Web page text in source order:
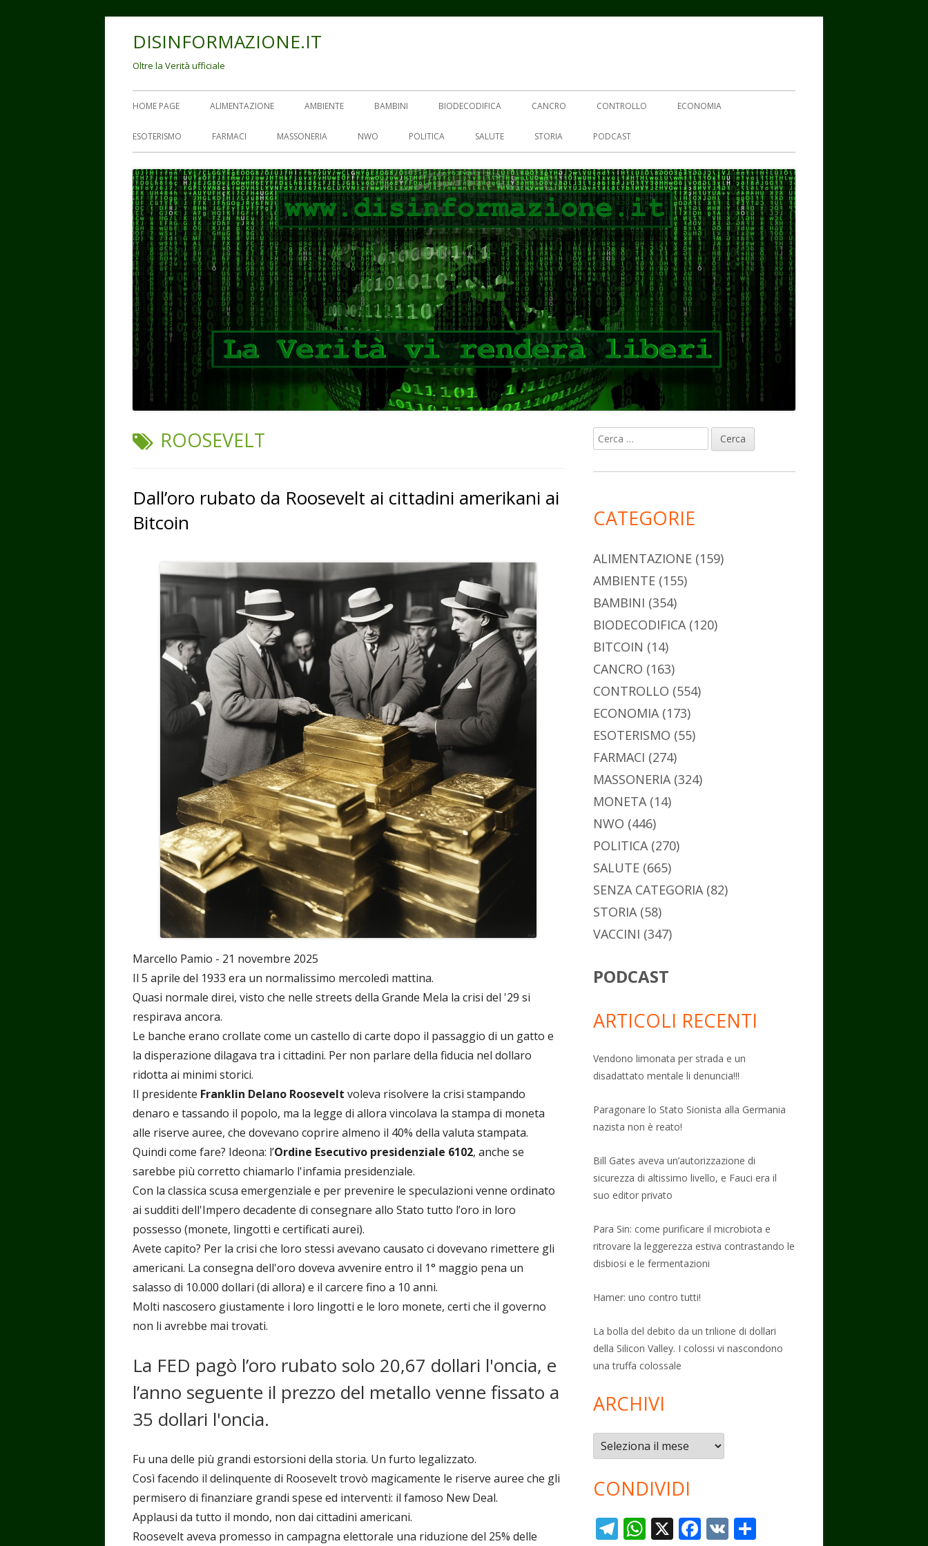
DISINFORMAZIONE.IT
Oltre la Verità ufficiale
Menu
principale
HOME PAGE ALIMENTAZIONE AMBIENTE BAMBINI BIODECODIFICA CANCRO CONTROLLO ECONOMIA
ESOTERISMO FARMACI MASSONERIA NWO POLITICA SALUTE STORIA PODCAST
TAG:
ROOSEVELT
Dall’oro rubato da Roosevelt ai cittadini amerikani ai
Bitcoin
Marcello Pamio - 21 novembre 2025
Il 5 aprile del 1933 era un normalissimo mercoledì mattina.
Quasi normale direi, visto che nelle streets della Grande Mela la crisi del '29 si
respirava ancora.
Le banche erano crollate come un castello di carte dopo il passaggio di un gatto e
la disperazione dilagava tra i cittadini. Per non parlare della fiducia nel dollaro
ridotta ai minimi storici.
Il presidente Franklin Delano Roosevelt voleva risolvere la crisi stampando
denaro e tassando il popolo, ma la legge di allora vincolava la stampa di moneta
alle riserve auree, che dovevano coprire almeno il 40% della valuta stampata.
Quindi come fare? Ideona: l’Ordine Esecutivo presidenziale 6102, anche se
sarebbe più corretto chiamarlo l'infamia presidenziale.
Con la classica scusa emergenziale e per prevenire le speculazioni venne ordinato
ai sudditi dell'Impero decadente di consegnare allo Stato tutto l’oro in loro
possesso (monete, lingotti e certificati aurei).
Avete capito? Per la crisi che loro stessi avevano causato ci dovevano rimettere gli
americani. La consegna dell'oro doveva avvenire entro il 1° maggio pena un
salasso di 10.000 dollari (di allora) e il carcere fino a 10 anni.
Molti nascosero giustamente i loro lingotti e le loro monete, certi che il governo
non li avrebbe mai trovati.
La FED pagò l’oro rubato solo 20,67 dollari l'oncia, e
l’anno seguente il prezzo del metallo venne fissato a
35 dollari l'oncia.
Fu una delle più grandi estorsioni della storia. Un furto legalizzato.
Così facendo il delinquente di Roosevelt trovò magicamente le riserve auree che gli
permisero di finanziare grandi spese ed interventi: il famoso New Deal.
Applausi da tutto il mondo, non dai cittadini americani.
Roosevelt aveva promesso in campagna elettorale una riduzione del 25% delle
Barra
laterale
Ricerca
per:
CATEGORIE
ALIMENTAZIONE (159)
AMBIENTE (155)
BAMBINI (354)
BIODECODIFICA(120)
BITCOIN (14)
CANCRO (163)
CONTROLLO (554)
ECONOMIA(173)
ESOTERISMO (55)
FARMACI (274)
MASSONERIA(324)
MONETA(14)
NWO (446)
POLITICA(270)
SALUTE (665)
SENZA CATEGORIA(82)
STORIA(58)
VACCINI (347)
PODCAST
ARTICOLI RECENTI
Vendono limonata per strada e un
disadattato mentale li denuncia!!!
Paragonare lo Stato Sionista alla Germania
nazista non è reato!
Bill Gates aveva un’autorizzazione di
sicurezza di altissimo livello, e Fauci era il
suo editor privato
Para Sin: come purificare il microbiota e
ritrovare la leggerezza estiva contrastando le
disbiosi e le fermentazioni
Hamer: uno contro tutti!
La bolla del debito da un trilione di dollari
della Silicon Valley. I colossi vi nascondono
una truffa colossale
ARCHIVI
Archivi
CONDIVIDI
T W X F V